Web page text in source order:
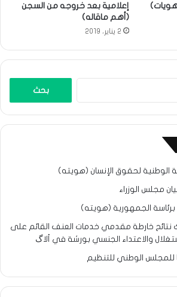
إعلامية بعد خروجه من السجن
(أهم ماقاله)
2 يناير، 2019
الوطنية لحقوق الإنسان (هويته)
مجلس الوزراء
الجمهورية (هويته)
برابس-2 يشارك نتائح خارطة مقدمي خدمات العنف القائم على
والاعتداء الجنسي بورشة في ألاگ
للمجلس الوطني للتنظيم